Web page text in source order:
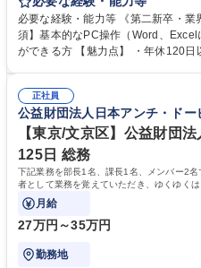
営事務局業務などにも幅広く携わっていただきま
入力業務】 ・医師（会員）の住所変
・年会費の徴収管理や入金データの
年休120日/デスクワーク中心で残業少
必要な経験・能力等 《第二新卒・
須】基本的なPC操作（Word、Excel
ができる方 【魅力点】 ・年休120日以上に加え、9時～17時の「実働7時
整、資料作成、当日の運営サポート 学歴・資格 学歴：大学院 大学 語学
力： 資格：
正社員
公益財団法人日本アンチ・ドー
【東京/文京区】公益財団
125日 総務
下記業務を部長1名、課長1名、メンバー2
者として業務を覚えていただき、ゆくゆく
躍いただくことを期待しています。
月給
27万円～35万円
勤務地